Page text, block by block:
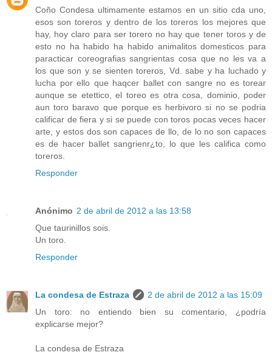
Coño Condesa ultimamente estamos en un sitio cda uno,
esos son toreros y dentro de los toreros los mejores que
hay, hoy claro para ser torero no hay que tener toros y de
esto no ha habido ha habido animalitos domesticos para
paracticar coreografias sangrientas cosa que no les va a
los que son y se sienten toreros, Vd. sabe y ha luchado y
lucha por ello que haqcer ballet con sangre no es torear
aunque se etettico, el toreo es otra cosa, dominio, poder
aun toro baravo que porque es herbivoro si no se podria
calificar de fiera y si se puede con toros pocas veces hacer
arte, y estos dos son capaces de llo, de lo no son capaces
es de hacer ballet sangrienr¿to, lo que les califica como
toreros.
Responder
Anónimo 2 de abril de 2012 a las 13:58
Que taurinillos sois.
Un toro.
Responder
La condesa de Estraza
2 de abril de 2012 a las 15:09
Un toro: no entiendo bien su comentario, ¿podría
explicarse mejor?
La condesa de Estraza